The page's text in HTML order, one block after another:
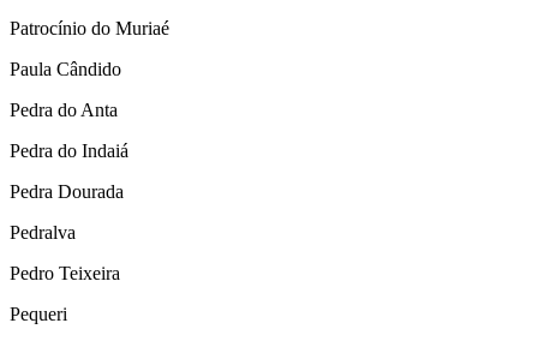
Patrocínio do Muriaé
Paula Cândido
Pedra do Anta
Pedra do Indaiá
Pedra Dourada
Pedralva
Pedro Teixeira
Pequeri